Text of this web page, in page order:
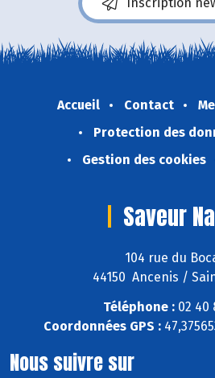
Accueil Contact
Protection des
Gestion des cookies
Saveur
104 rue du
44150 Ancenis /
Téléphone :02 40
Coordonnées GPS :
Nous suivre sur